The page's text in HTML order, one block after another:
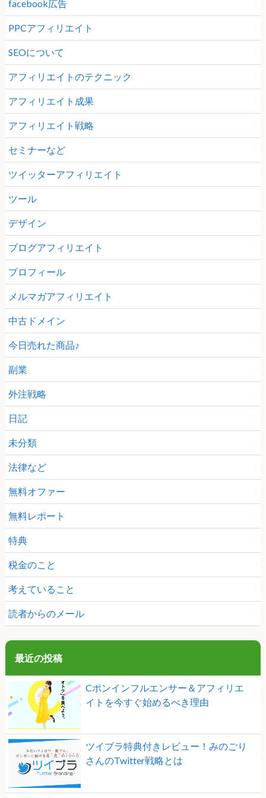
facebook広告
PPCアフィリエイト
SEOについて
アフィリエイトのテクニック
アフィリエイト成果
アフィリエイト戦略
セミナーなど
ツイッターアフィリエイト
ツール
デザイン
ブログアフィリエイト
プロフィール
メルマガアフィリエイト
中古ドメイン
今日売れた商品♪
副業
外注戦略
日記
未分類
法律など
無料オファー
無料レポート
特典
税金のこと
考えていること
読者からのメール
最近の投稿
Cポンインフルエンサー＆アフィリエ
イトを今すぐ始めるべき理由
ツイブラ特典付きレビュー！みのごり
さんのTwitter戦略とは